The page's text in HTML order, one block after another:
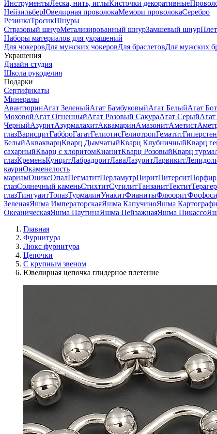
ИнструментыЛеска, нить, иглыКисточки декоративные
НейзильберЮвелирная проволокаМемори проволокаСеребро
РезинкаТросикШнуры
Стразовый шнурМетализированный шнурЗамшевый шнур
Наборы материалов для украшений
Для чокеровДля мужских чокеровДля браслетовДля мужских
Украшения
Дизайн студия
Школа рукоделия
Подарки
Сертификаты
Минералы
АвантюринАгат ЗеленыйАгат БамбуковыйАгат БелыйАгат
МоховойАгат ОгненныйАгат Розовый СакураАгат Серый
ЧерныйАзуритАзурмалахитАквамаринАмазонитАметист
глазВарисцитГабброГагатГелиотисГелиотропГематитГиперстен
БелыйАквакварцКварц ДымчатыйКварц КлубничныйКварц
сахарныйКварц с хлоритомКианитКварц РозовыйКварц
глазКременьКунцитЛабрадоритЛаваЛазуритЛарвикит
кауриОкаменелость
мариамОниксОпалПегматитПерламутрПиритПитерситПорфир
глазСолнечный каменьСтихтитСугилитТанзанитТектит
глазТингуаитТопазТурмалинУнакитФианитыФлюорит
ЗеленаяЯшма ИмператорскаяЯшма КапучиноЯшма
ОкеаническаяЯшма ПаутинаЯшма ПейзажнаяЯшма Пикассо
Главная
Фурнитура
Люкс фурнитура
Цепочки
С крупным звеном
Ювелирная цепочка глидерное плетение